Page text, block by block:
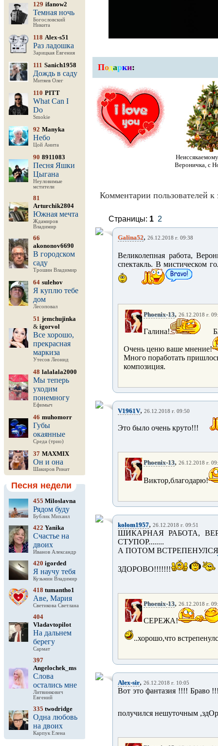
129 ifanow2
Темная ночь
Богословский
Никита
118 Alex-s51
Раз ладошка
Зарицкая Евгения
111 Sanich1958
Дождь в саду
Митяев Олег
110 PITT
What Can I
Do
Smokie
92 Manyka
Небо
Цой Анита
90 8911083
Песня Яшки
Цыгана
Неуловимые
мстители
81
Arturchik2804
Южная мечта
Ждамиров
Владимир
66
akononov6690
В городском
саду
Трошин Владимир
64 sulehov
Я куплю тебе
дом
Лесоповал
51 jemchujinka
& igorvol
Все хорошо,
прекрасная
маркиза
Утесов Леонид
48 lalalala2000
Мы теперь
уходим
понемногу
Ефимыч
46 muhomorr
Губы
окаянные
Среда (трио)
37 MAXMIX
Он и она
Шакиров Ринат
Песня недели
455 Miloslavna
Рядом буду
Бублик Михаил
422 Yanika
Счастье на
двоих
Иванов Александр
420 igorded
Я научу тебя
Кузьмин Владимир
418 tumantho1
Аве, Мария
Светикова Светлана
404
Vladavtopilot
На дальнем
берегу
Сармат
397
Angelochek_ms
Слова
остались мне
Литвинкович
Евгений
335 twodridge
Одна любовь
на двоих
Карпук Елена
Подарки:
Вероничка, с
Комментарии пользователей к
Страницы: 1 2
Galina52, 26.12.2018 г. 09:38
Великолепная работа,
спектакль. В мистическом
Phoenix-13, 26.12.2018 г.
Галина!
Очень ценю ваше мнение!
Много поработать
композиция.
V1961V, 26.12.2018 г. 09:50
Это было очень круто!!!
Phoenix-13, 26.12.2018 г.
Виктор,благодарю!
kolom1957, 26.12.2018 г. 09:51
ШИКАРНАЯ РАБОТА,
СТУПОР........
А ПОТОМ
ЗДОРОВО!!!!!!!
Phoenix-13, 26.12.2018 г.
СЕРЕЖА!
..хорошо,что
Alex-sir, 26.12.2018 г. 10:05
Вот это фантазия !!!! Браво
получился нешуточным